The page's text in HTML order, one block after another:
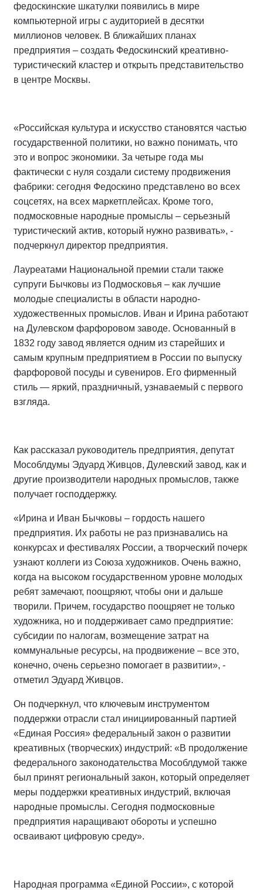
федоскинские шкатулки появились в мире
компьютерной игры с аудиторией в десятки
миллионов человек. В ближайших планах
предприятия – создать Федоскинский креативно-
туристический кластер и открыть представительство
в центре Москвы.
«Российская культура и искусство становятся частью
государственной политики, но важно понимать, что
это и вопрос экономики. За четыре года мы
фактически с нуля создали систему продвижения
фабрики: сегодня Федоскино представлено во всех
соцсетях, на всех маркетплейсах. Кроме того,
подмосковные народные промыслы – серьезный
туристический актив, который нужно развивать», -
подчеркнул директор предприятия.
Лауреатами Национальной премии стали также
супруги Бычковы из Подмосковья – как лучшие
молодые специалисты в области народно-
художественных промыслов. Иван и Ирина работают
на Дулевском фарфоровом заводе. Основанный в
1832 году завод является одним из старейших и
самым крупным предприятием в России по выпуску
фарфоровой посуды и сувениров. Его фирменный
стиль — яркий, праздничный, узнаваемый с первого
взгляда.
Как рассказал руководитель предприятия, депутат
Мособлдумы Эдуард Живцов, Дулевский завод, как и
другие производители народных промыслов, также
получает господдержку.
«Ирина и Иван Бычковы – гордость нашего
предприятия. Их работы не раз признавались на
конкурсах и фестивалях России, а творческий почерк
узнают коллеги из Союза художников. Очень важно,
когда на высоком государственном уровне молодых
ребят замечают, поощряют, чтобы они и дальше
творили. Причем, государство поощряет не только
художника, но и поддерживает само предприятие:
субсидии по налогам, возмещение затрат на
коммунальные ресурсы, на продвижение – все это,
конечно, очень серьезно помогает в развитии», -
отметил Эдуард Живцов.
Он подчеркнул, что ключевым инструментом
поддержки отрасли стал инициированный партией
«Единая Россия» федеральный закон о развитии
креативных (творческих) индустрий: «В продолжение
федерального законодательства Мособлдумой также
был принят региональный закон, который определяет
меры поддержки креативных индустрий, включая
народные промыслы. Сегодня подмосковные
предприятия наращивают обороты и успешно
осваивают цифровую среду».
Народная программа «Единой России», с которой